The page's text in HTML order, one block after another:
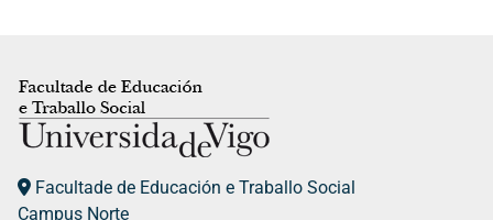
Facultade de Educación e Traballo Social
Campus Norte